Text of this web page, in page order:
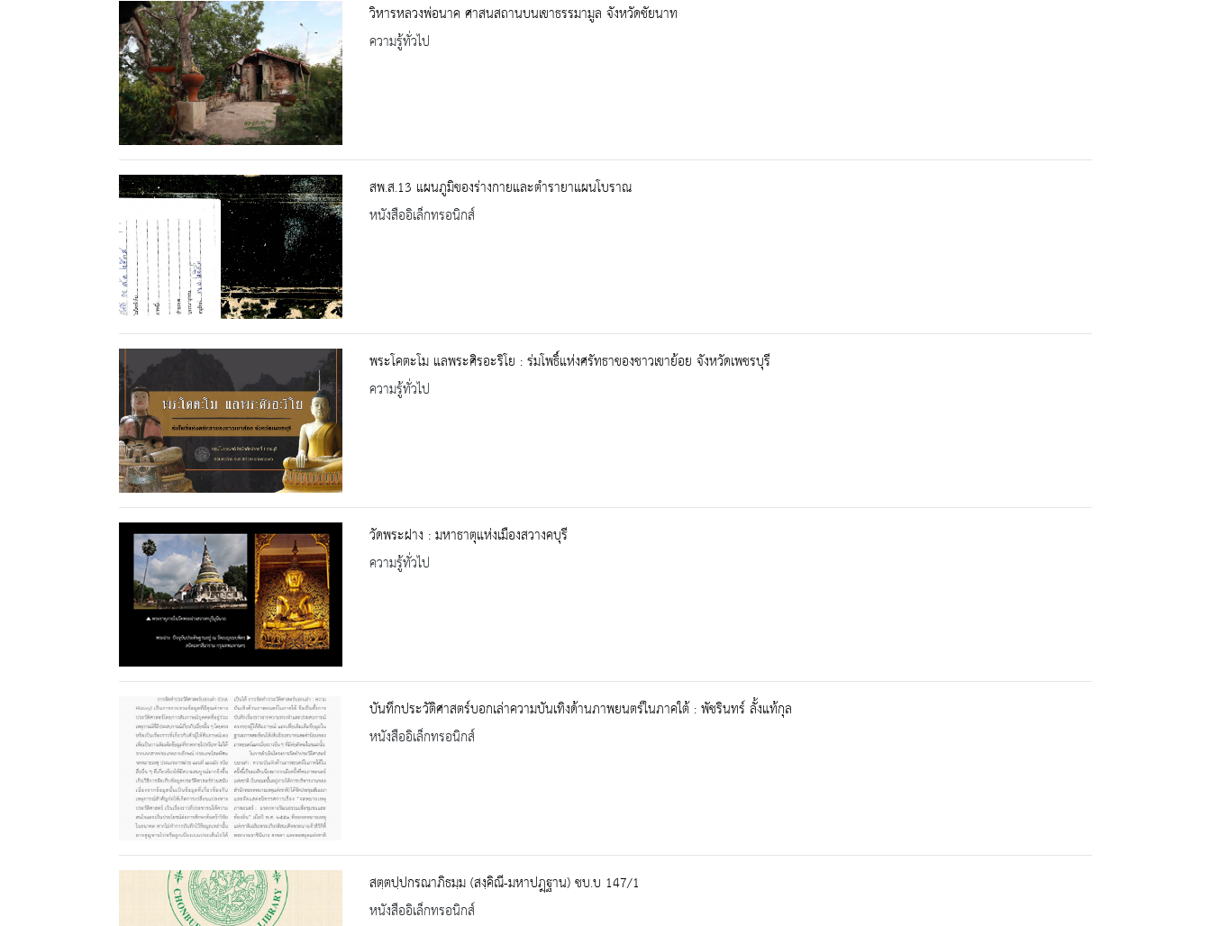
วิหารหลวงพ่อนาค ศาสนสถานบนเขาธรรมามูล จังหวัดชัยนาท
ความรู้ทั่วไป
สพ.ส.13 แผนภูมิของร่างกายและตำรายาแผนโบราณ
หนังสืออิเล็กทรอนิกส์
พระโคตะโม แลพระศิรอะริโย : ร่มโพธิ์แห่งศรัทธาของชาวเขาย้อย จังหวัดเพชรบุรี
ความรู้ทั่วไป
วัดพระฝาง : มหาธาตุแห่งเมืองสวางคบุรี
ความรู้ทั่วไป
บันทึกประวัติศาสตร์บอกเล่าความบันเทิงด้านภาพยนตร์ในภาคใต้ : พัชรินทร์ ลั้งแท้กุล
หนังสืออิเล็กทรอนิกส์
สตฺตปฺปกรณาภิธมฺม (สงฺคิณี-มหาปฎฺฐาน) ชบ.บ 147/1
หนังสืออิเล็กทรอนิกส์